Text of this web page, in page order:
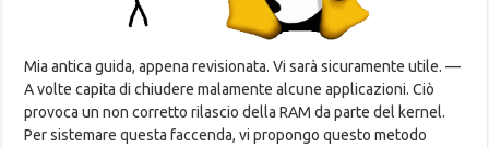
Mia antica guida, appena revisionata. Vi sarà sicuramente utile. —
A volte capita di chiudere malamente alcune applicazioni. Ciò
provoca un non corretto rilascio della RAM da parte del kernel.
Per sistemare questa faccenda, vi propongo questo metodo